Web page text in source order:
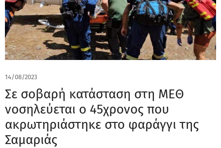
14/08/2023
Σε σοβαρή κατάσταση στη ΜΕΘ
νοσηλεύεται ο 45χρονος που
ακρωτηριάστηκε στο φαράγγι της
Σαμαριάς